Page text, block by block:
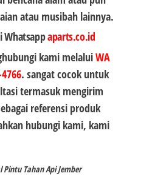
atau musibah lainnya.
Whatsappaparts.co.id
kami melaluiWA
. sangat cocok untuk
termasuk mengirim
referensi produk
hubungi kami, kami
Pintu Tahan Api Jember